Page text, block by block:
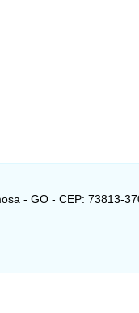
- GO - CEP: 73813-